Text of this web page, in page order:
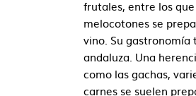
frutales, entre los
melocotones se
vino. Su
andaluza. Una
como las gachas,
carnes se suelen